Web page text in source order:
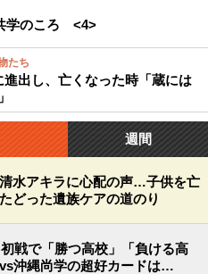
学のころ <4>
たち
進出し、亡くなった時「蔵には
週間
水アキラに心配の声…子供を亡
どった遺族ケアの道のり
初戦で「勝つ高校」「負ける高
沖縄尚学の超好カードは…